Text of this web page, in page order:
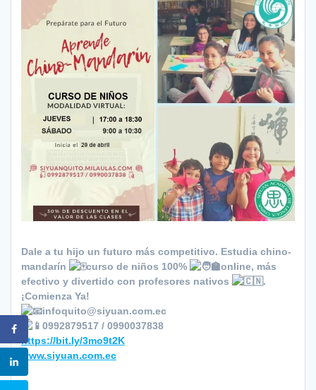
Dale a tu hijo un futuro más competitivo. Estudia chino-
mandarín
curso de niños 100%
online, más
efectivo y divertido con profesores nativos
.
¡Comienza Ya!
infoquito@siyuan.com.ec
0992879517 / 0990037838
https://bit.ly/3mo9t2K
www.siyuan.com.ec